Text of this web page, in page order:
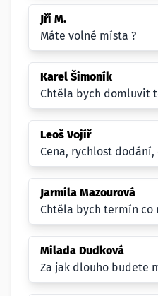
Jří M.
Máte volné místa ?
Karel Šimoník
Chtěla bych domluvit
Leoš Vojíř
Cena, rychlost
Jarmila Mazourová
Chtěla bych termín co
Milada Dudková
Za jak dlouho budete